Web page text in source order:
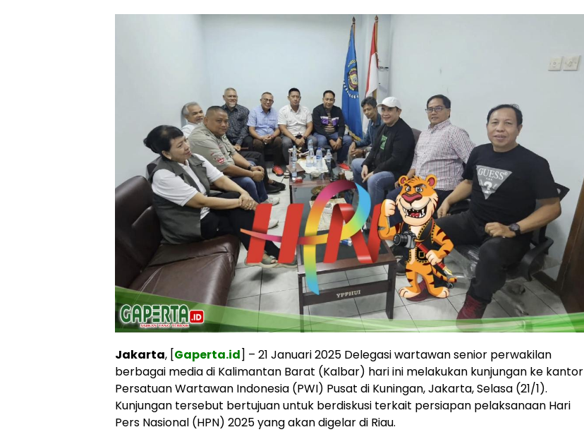
Jakarta, [Gaperta.id] – 21 Januari 2025 Delegasi wartawan senior perwakilan
berbagai media di Kalimantan Barat (Kalbar) hari ini melakukan kunjungan ke kantor
Persatuan Wartawan Indonesia (PWI) Pusat di Kuningan, Jakarta, Selasa (21/1).
Kunjungan tersebut bertujuan untuk berdiskusi terkait persiapan pelaksanaan Hari
Pers Nasional (HPN) 2025 yang akan digelar di Riau.